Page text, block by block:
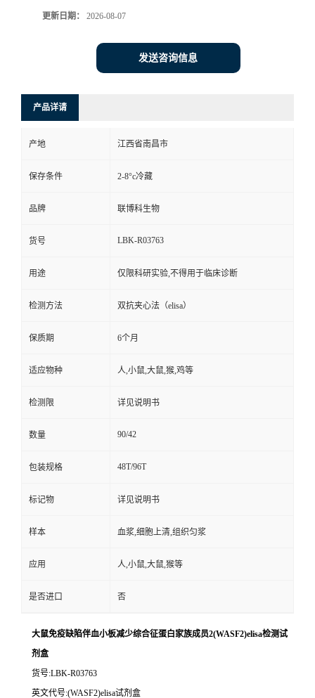
更新日期： 2026-08-07
发送咨询信息
产品详请
产地 江西省南昌市
保存条件 2-8°c冷藏
品牌 联博科生物
货号 LBK-R03763
用途 仅限科研实验,不得用于临床诊断
检测方法 双抗夹心法（elisa）
保质期 6个月
适应物种 人,小鼠,大鼠,猴,鸡等
检测限 详见说明书
数量 90/42
包装规格 48T/96T
标记物 详见说明书
样本 血浆,细胞上清,组织匀浆
应用 人,小鼠,大鼠,猴等
是否进口 否
大鼠免疫缺陷伴血小板减少综合征蛋白家族成员2(WASF2)elisa检测试
剂盒
货号:LBK-R03763
英文代号:(WASF2)elisa试剂盒